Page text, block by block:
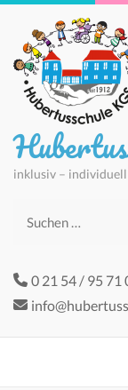
inklusiv –
Suchen
0 21 54 / 95 71